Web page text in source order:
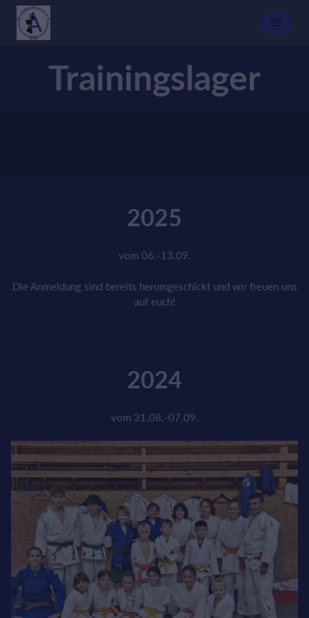
Trainingslager
2025
vom 06.-13.09.
Die Anmeldung sind bereits herumgeschickt und wir freuen uns
auf euch!
2024
vom 31.08.-07.09.